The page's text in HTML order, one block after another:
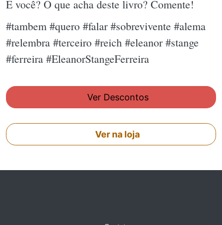
E você? O que acha deste livro? Comente!
#tambem #quero #falar #sobrevivente #alema
#relembra #terceiro #reich #eleanor #stange
#ferreira #EleanorStangeFerreira
Ver Descontos
Ver na loja